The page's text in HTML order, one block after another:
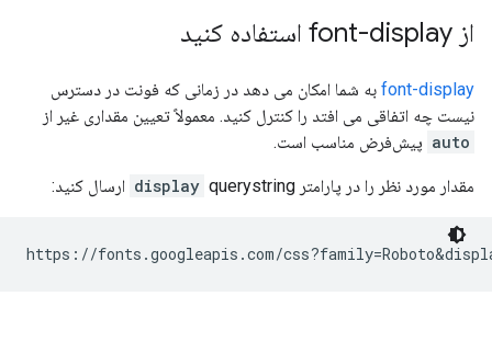
از font-display استفاده کنید
font-display به شما امکان می دهد در زمانی که فونت در دسترس
نیست چه اتفاقی می افتد را کنترل کنید. معمولاً تعیین مقداری غیر از
auto پیش‌فرض مناسب است.
مقدار مورد نظر را در پارامتر display querystring ارسال کنید: